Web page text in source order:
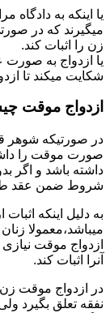
یا اینکه به دادگاه
میگیرند که در
زن را اثبات کند.
یا ازدواج به
شکایت میکند تا
ازدواج موقت
در صورتیکه شوهر
صورت موقت را
داشته باشد و اگر
شروط ضمن عقد
به دلیل اینکه
میباشد،معمولا
ازدواج موقت نیازی
آنرا اثبات کند.
در ازدواج موقت زن
نفقه تعلق بگیرد